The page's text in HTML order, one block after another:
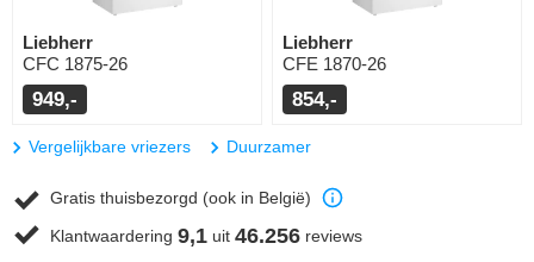
Liebherr
CFC 1875-26
949,-
Liebherr
CFE 1870-26
854,-
Vergelijkbare vriezers Duurzamer
Gratis thuisbezorgd (ook in België)
Klantwaardering 9,1 uit 46.256 reviews